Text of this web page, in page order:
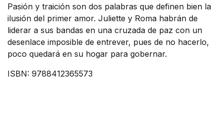
Pasión y traición son dos palabras que definen bien la
ilusión del primer amor. Juliette y Roma habrán de
liderar a sus bandas en una cruzada de paz con un
desenlace imposible de entrever, pues de no hacerlo,
poco quedará en su hogar para gobernar.
ISBN: 9788412365573